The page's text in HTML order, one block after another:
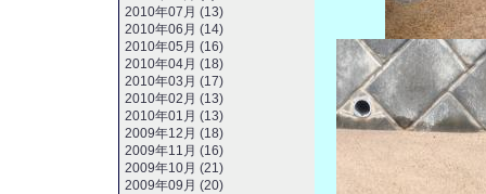
2010年07月 (13)
2010年06月 (14)
2010年05月 (16)
2010年04月 (18)
2010年03月 (17)
2010年02月 (13)
2010年01月 (13)
2009年12月 (18)
2009年11月 (16)
2009年10月 (21)
2009年09月 (20)